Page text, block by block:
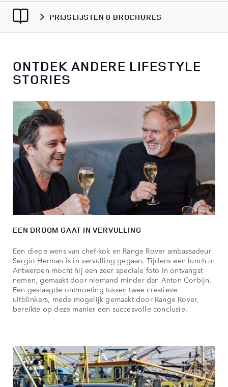
PRIJSLIJSTEN & BROCHURES
ONTDEK ANDERE LIFESTYLE
STORIES
EEN DROOM GAAT IN VERVULLING
Een diepe wens van chef-kok en Range Rover ambassadeur
Sergio Herman is in vervulling gegaan. Tijdens een lunch in
Antwerpen mocht hij een zeer speciale foto in ontvangst
nemen, gemaakt door niemand minder dan Anton Corbijn.
Een geslaagde ontmoeting tussen twee creatieve
uitblinkers, mede mogelijk gemaakt door Range Rover,
bereikte op deze manier een succesvolle conclusie.